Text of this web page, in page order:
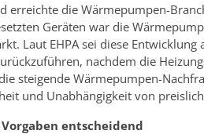
erreichte die Wärmepumpen-
Geräten war die
Laut EHPA sei diese
nachdem die
steigende Wärmepumpen-
und Unabhängigkeit von
entscheidend